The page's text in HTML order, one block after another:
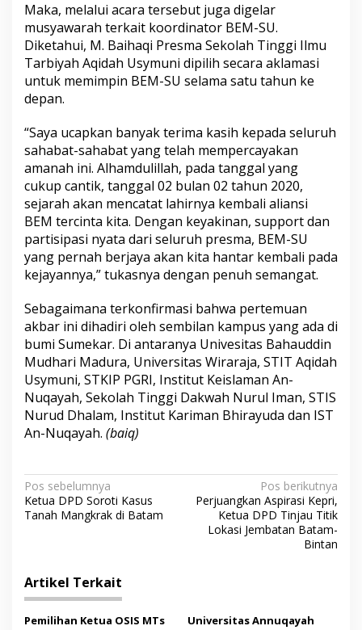
Maka, melalui acara tersebut juga digelar
musyawarah terkait koordinator BEM-SU.
Diketahui, M. Baihaqi Presma Sekolah Tinggi Ilmu
Tarbiyah Aqidah Usymuni dipilih secara aklamasi
untuk memimpin BEM-SU selama satu tahun ke
depan.
“Saya ucapkan banyak terima kasih kepada seluruh
sahabat-sahabat yang telah mempercayakan
amanah ini. Alhamdulillah, pada tanggal yang
cukup cantik, tanggal 02 bulan 02 tahun 2020,
sejarah akan mencatat lahirnya kembali aliansi
BEM tercinta kita. Dengan keyakinan, support dan
partisipasi nyata dari seluruh presma, BEM-SU
yang pernah berjaya akan kita hantar kembali pada
kejayannya,” tukasnya dengan penuh semangat.
Sebagaimana terkonfirmasi bahwa pertemuan
akbar ini dihadiri oleh sembilan kampus yang ada di
bumi Sumekar. Di antaranya Univesitas Bahauddin
Mudhari Madura, Universitas Wiraraja, STIT Aqidah
Usymuni, STKIP PGRI, Institut Keislaman An-
Nuqayah, Sekolah Tinggi Dakwah Nurul Iman, STIS
Nurud Dhalam, Institut Kariman Bhirayuda dan IST
An-Nuqayah. (baiq)
N
a
g
a
Pos sebelumnya
Ketua DPD Soroti Kasus
Tanah Mangkrak di Batam
Pos berikutnya
Perjuangkan Aspirasi Kepri,
Ketua DPD Tinjau Titik
Lokasi Jembatan Batam-
Bintan
Artikel Terkait
Pemilihan Ketua OSIS MTs
Universitas Annuqayah